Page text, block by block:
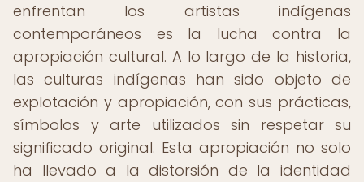
enfrentan los artistas indígenas
contemporáneos es la lucha contra la
apropiación cultural. A lo largo de la historia,
las culturas indígenas han sido objeto de
explotación y apropiación, con sus prácticas,
símbolos y arte utilizados sin respetar su
significado original. Esta apropiación no solo
ha llevado a la distorsión de la identidad